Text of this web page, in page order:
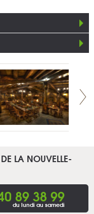
LA NOUVELLE-
89 38 99
du lundi au samedi